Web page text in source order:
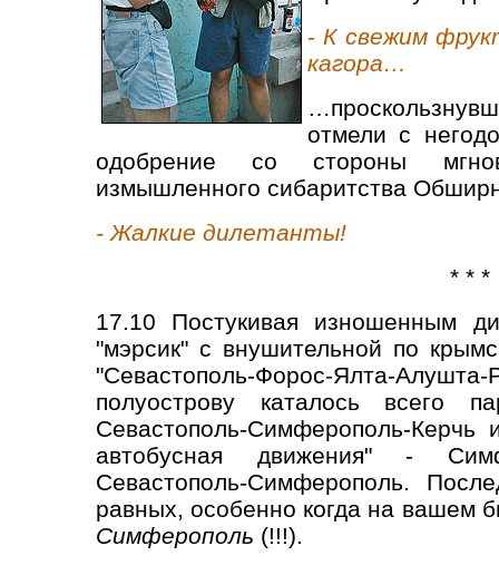
- К свежим
кагора…
отмели с
одобрение со стороны
измышленного сибаритства
- Жалкие дилетанты!
* * *
17.10 Постукивая изношенным
"мэрсик" с внушительной по
"Севастополь-Форос-Ялта-
полуострову каталось всего
Севастополь-Симферополь-Керчь
автобусная движения" -
Севастополь-Симферополь.
равных, особенно когда на вашем
Симферополь (!!!).